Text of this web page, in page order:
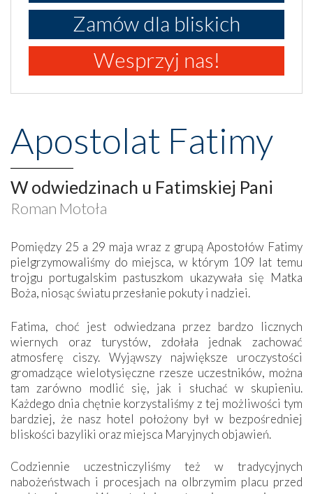
Zamów dla bliskich
Wesprzyj nas!
Apostolat Fatimy
W odwiedzinach u Fatimskiej Pani
Roman Motoła
Pomiędzy 25 a 29 maja wraz z grupą Apostołów Fatimy
pielgrzymowaliśmy do miejsca, w którym 109 lat temu
trojgu portugalskim pastuszkom ukazywała się Matka
Boża, niosąc światu przesłanie pokuty i nadziei.
Fatima, choć jest odwiedzana przez bardzo licznych
wiernych oraz turystów, zdołała jednak zachować
atmosferę ciszy. Wyjąwszy największe uroczystości
gromadzące wielotysięczne rzesze uczestników, można
tam zarówno modlić się, jak i słuchać w skupieniu.
Każdego dnia chętnie korzystaliśmy z tej możliwości tym
bardziej, że nasz hotel położony był w bezpośredniej
bliskości bazyliki oraz miejsca Maryjnych objawień.
Codziennie uczestniczyliśmy też w tradycyjnych
nabożeństwach i procesjach na olbrzymim placu przed